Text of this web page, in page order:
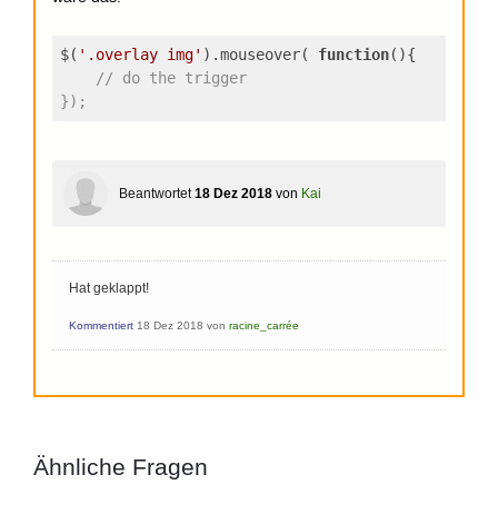
$( '.overlay img' ).mouseover( function( ){
// do the trigger
});
Beantwortet 18 Dez 2018 von Kai
Hat geklappt!
Kommentiert 18 Dez 2018 von racine_carrée
Ähnliche Fragen